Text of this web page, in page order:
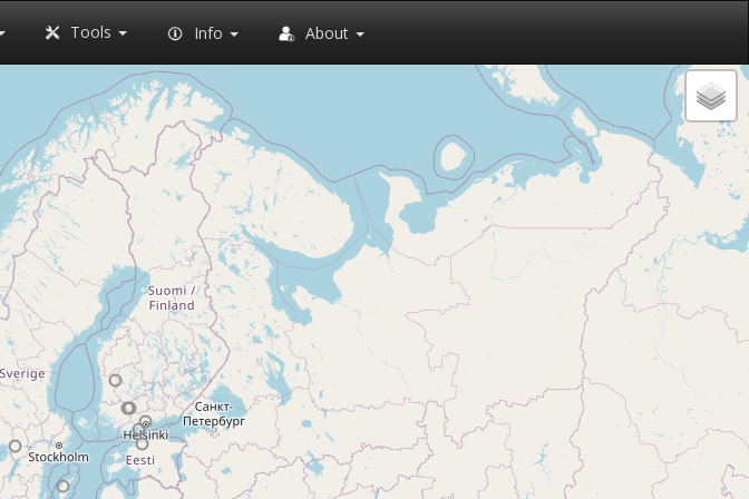
Tools Info About